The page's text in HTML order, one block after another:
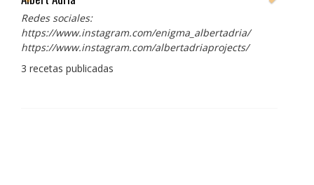
Redes sociales:
https://www.instagram.com/enigma_albertadria/
https://www.instagram.com/albertadriaprojects/
3 recetas publicadas